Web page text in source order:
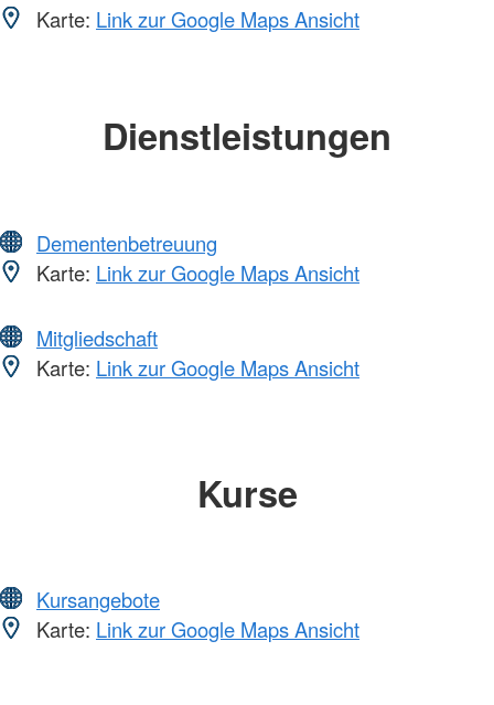
Karte: Link zur Google Maps Ansicht
Dienstleistungen
Dementenbetreuung
Karte: Link zur Google Maps Ansicht
Mitgliedschaft
Karte: Link zur Google Maps Ansicht
Kurse
Kursangebote
Karte: Link zur Google Maps Ansicht